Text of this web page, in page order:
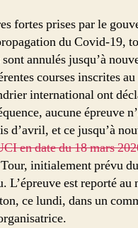
fortes prises par le
du Covid-19,
annulés jusqu’à
courses inscrites au
international ont
aucune épreuve
d’avril, et ce jusqu’à
en date du 18 mars
initialement prévu
L’épreuve est reporté au
ce lundi, dans un